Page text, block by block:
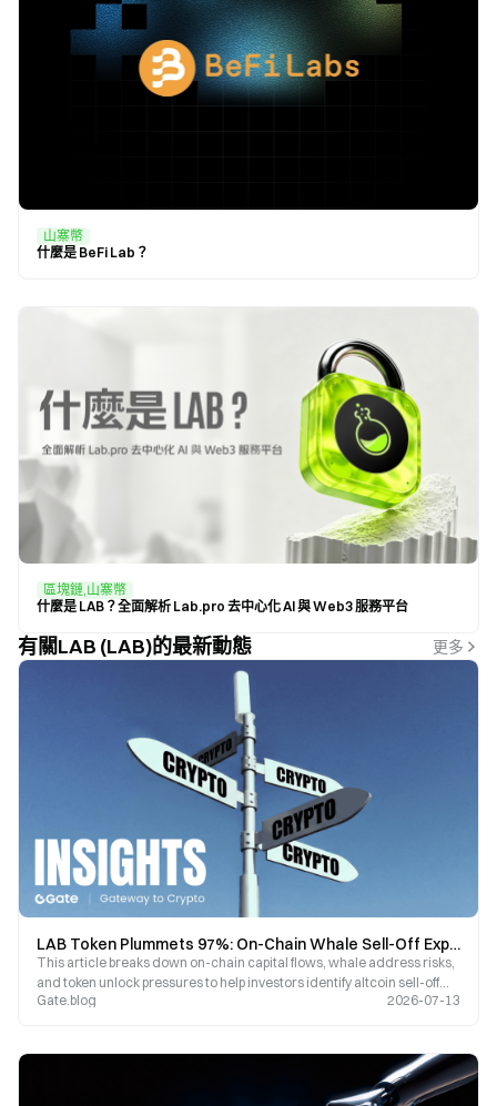
山寨幣
什麼是 BeFi Lab？
區塊鏈,山寨幣
什麼是 LAB？全面解析 Lab.pro 去中心化 AI 與 Web3 服務平台
有關LAB (LAB)的最新動態 更多
LAB Token Plummets 97%: On-Chain Whale Sell-Off Exposes the Biggest Risk Facing Altcoins
This article breaks down on-chain capital flows, whale address risks,
and token unlock pressures to help investors identify altcoin sell-off
risks using on-chain data.
Gate.blog 2026-07-13